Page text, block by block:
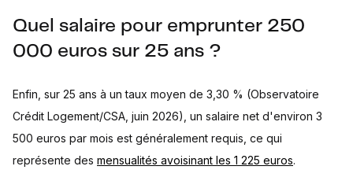
Quel salaire pour emprunter 250
000 euros sur 25 ans ?
Enfin, sur 25 ans à un taux moyen de 3,30 % (Observatoire
Crédit Logement/CSA, juin 2026), un salaire net d'environ 3
500 euros par mois est généralement requis, ce qui
représente des mensualités avoisinant les 1 225 euros.